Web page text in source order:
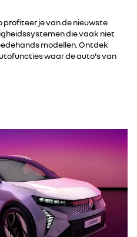
profiteer je van de nieuwste
die vaak niet
modellen. Ontdek
waar de auto's van